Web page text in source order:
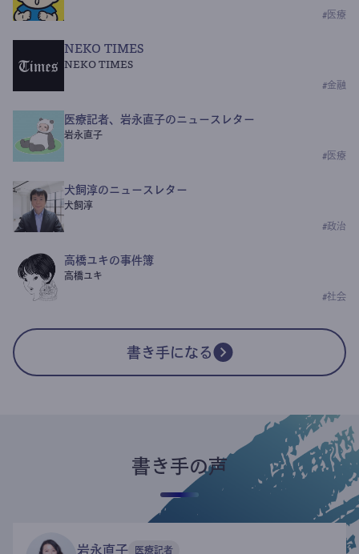
# 医療
NEKO TIMES
NEKO TIMES
#金融
医療記者、岩永直子のニュースレター
岩永直子
# 医療
犬飼淳のニュースレター
犬飼淳
#政治
高橋ユキの事件簿
高橋ユキ
#社会
書き手になる
書き手の声
岩永直子 医療記者